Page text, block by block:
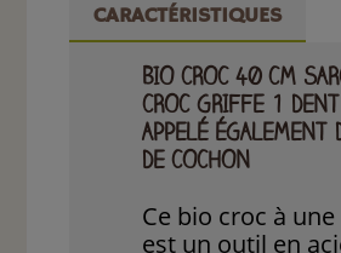
CARACTÉRISTIQUES
BIO CROC 40 CM
CROC GRIFFE 1 DENT
APPELÉ ÉGALEMENT
DE COCHON
Ce bio croc à
est un outil en